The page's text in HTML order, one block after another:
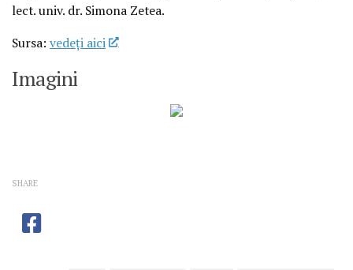
lect. univ. dr. Simona Zetea.
Sursa: vedeţi aici
Imagini
SHARE